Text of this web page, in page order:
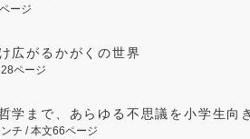
ージ
広がるかがくの世界
ページ
学まで、あらゆる不思議を小学生向
チ / 本文66ページ